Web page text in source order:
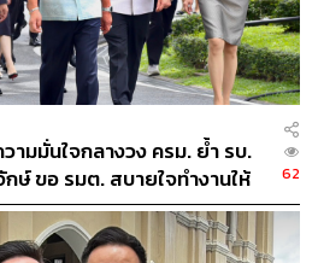
ามมั่นใจกลางวง ครม. ย้ำ รบ.
ษ์ ขอ รมต. สบายใจทำงานให้
ยง
62